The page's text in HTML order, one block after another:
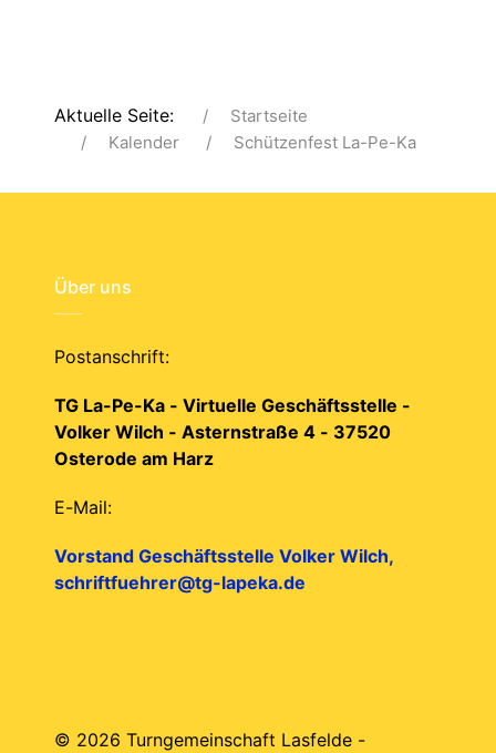
Aktuelle Seite:
Startseite
Kalender
Schützenfest La-Pe-Ka
Über uns
Postanschrift:
TG La-Pe-Ka - Virtuelle Geschäftsstelle -
Volker Wilch - Asternstraße 4 - 37520
Osterode am Harz
E-Mail:
Vorstand Geschäftsstelle Volker Wilch,
schriftfuehrer@tg-lapeka.de
© 2026 Turngemeinschaft Lasfelde -